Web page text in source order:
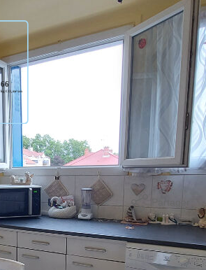
et 2330€. indexées aux années